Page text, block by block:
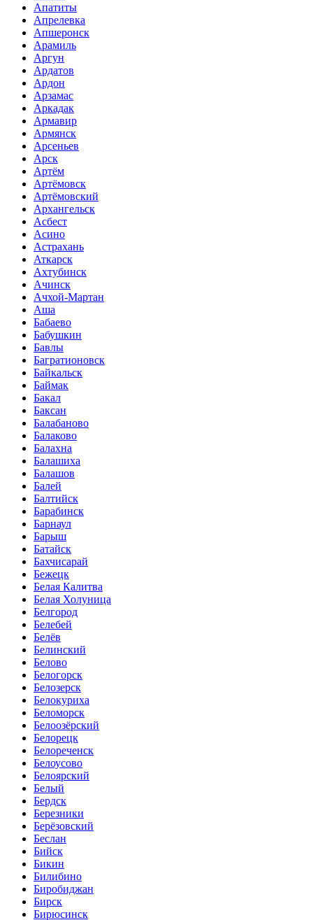
Апатиты
Апрелевка
Апшеронск
Арамиль
Аргун
Ардатов
Ардон
Арзамас
Аркадак
Армавир
Армянск
Арсеньев
Арск
Артём
Артёмовск
Артёмовский
Архангельск
Асбест
Асино
Астрахань
Аткарск
Ахтубинск
Ачинск
Ачхой-Мартан
Аша
Бабаево
Бабушкин
Бавлы
Багратионовск
Байкальск
Баймак
Бакал
Баксан
Балабаново
Балаково
Балахна
Балашиха
Балашов
Балей
Балтийск
Барабинск
Барнаул
Барыш
Батайск
Бахчисарай
Бежецк
Белая Калитва
Белая Холуница
Белгород
Белебей
Белёв
Белинский
Белово
Белогорск
Белозерск
Белокуриха
Беломорск
Белоозёрский
Белорецк
Белореченск
Белоусово
Белоярский
Белый
Бердск
Березники
Берёзовский
Беслан
Бийск
Бикин
Билибино
Биробиджан
Бирск
Бирюсинск